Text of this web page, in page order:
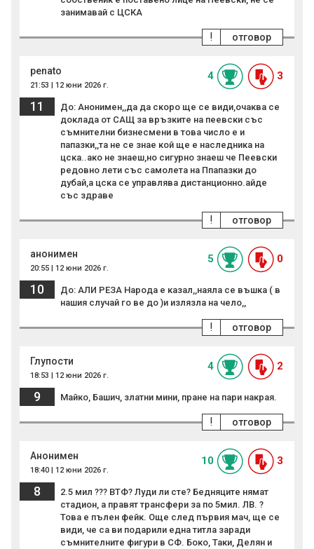
занимавай с ЦСКА
отговор
!
penato
21:53 | 12 юни 2026 г.
4 3
11
До: Анонимен,,да да скоро ще се види,очаква се
доклада от САЩ за връзките на пеевски със
съмнителни бизнесмени в това число е и
папазки,,та не се знае кой ще е наследника на
цска..ако не знаеш,но сигурно знаеш че Пеевски
редовно лети със самолета на Ппапазки до
дубай,а цска се управлява дистанционно.айде
със здраве
отговор
!
анонимен
20:55 | 12 юни 2026 г.
5 0
10
До: АЛИ РЕЗА Народа е казал,,наяла се въшка ( в
нашия случай го ве до )и излязла на чело,,
отговор
!
Глупости
18:53 | 12 юни 2026 г.
4 2
9 Майко, Башич, златни мини, пране на пари накрая.
отговор
!
Анонимен
18:40 | 12 юни 2026 г.
10 3
8
2.5 мил ??? ВТФ? Луди ли сте? Бедняците нямат
стадион, а правят трансфери за по 5мил. ЛВ. ?
Това е пълен фейк. Още след първия мач, ще се
види, че са ви подарили една титла заради
съмнителните фигури в СФ. Боко, Таки, Делян и